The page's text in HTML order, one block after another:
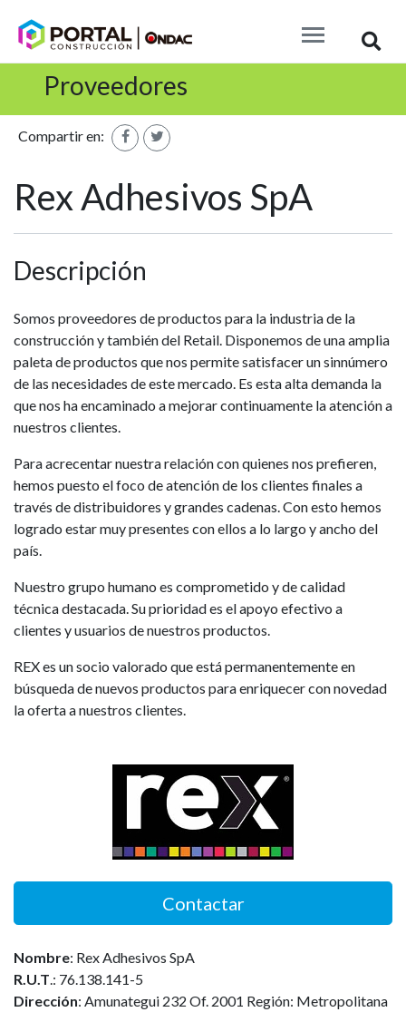
Proveedores
Compartir en:
Rex Adhesivos SpA
Descripción
Somos proveedores de productos para la industria de la
construcción y también del Retail. Disponemos de una amplia
paleta de productos que nos permite satisfacer un sinnúmero
de las necesidades de este mercado. Es esta alta demanda la
que nos ha encaminado a mejorar continuamente la atención a
nuestros clientes.
Para acrecentar nuestra relación con quienes nos prefieren,
hemos puesto el foco de atención de los clientes finales a
través de distribuidores y grandes cadenas. Con esto hemos
logrado estar muy presentes con ellos a lo largo y ancho del
país.
Nuestro grupo humano es comprometido y de calidad
técnica destacada. Su prioridad es el apoyo efectivo a
clientes y usuarios de nuestros productos.
REX es un socio valorado que está permanentemente en
búsqueda de nuevos productos para enriquecer con novedad
la oferta a nuestros clientes.
Contactar
Nombre: Rex Adhesivos SpA
R.U.T.: 76.138.141-5
Dirección: Amunategui 232 Of. 2001 Región: Metropolitana